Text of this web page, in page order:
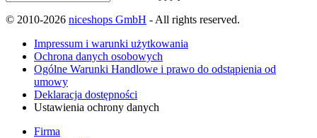
© 2010-2026 niceshops GmbH - All rights reserved.
Impressum i warunki użytkowania
Ochrona danych osobowych
Ogólne Warunki Handlowe i prawo do odstąpienia od
umowy
Deklaracja dostępności
Ustawienia ochrony danych
Firma